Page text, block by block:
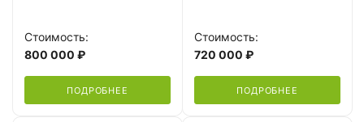
Стоимость:
800 000 ₽
ПОДРОБНЕЕ
Стоимость:
720 000 ₽
ПОДРОБНЕЕ